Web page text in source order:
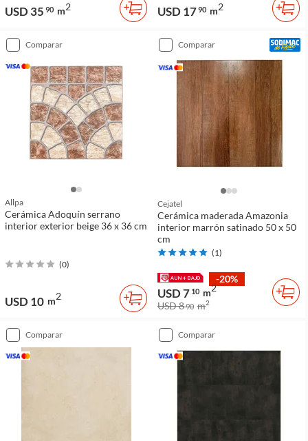
USD 35 90 m2 USD 1790 m2
comparar
Allpa
Cerámica Adoquín serrano
interior exterior beige 36 x 36 cm
(0)
USD 10 m2
comparar
Cejatel
Cerámica maderada Amazonia
interior marrón satinado 50 x 50
cm
(1)
-20%
USD 7 10 m2
USD 890 m2
comparar comparar